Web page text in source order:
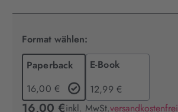
Format wählen:
Paperback
16,00 €
E-Book
12,99 €
16,00 €inkl. MwSt.versandkostenfrei